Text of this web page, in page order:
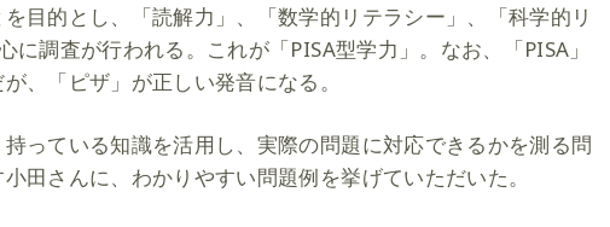
目的とし、「読解力」、「数学的リテラシー」、「科学的リ
に調査が行われる。これが「PISA型学力」。なお、「PISA」
、「ピザ」が正しい発音になる。
持っている知識を活用し、実際の問題に対応できるかを測る問
田さんに、わかりやすい問題例を挙げていただいた。